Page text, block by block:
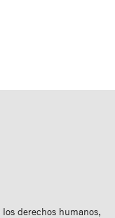
derechos humanos,